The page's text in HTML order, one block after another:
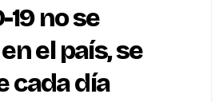
19 no se
el país, se
cada día